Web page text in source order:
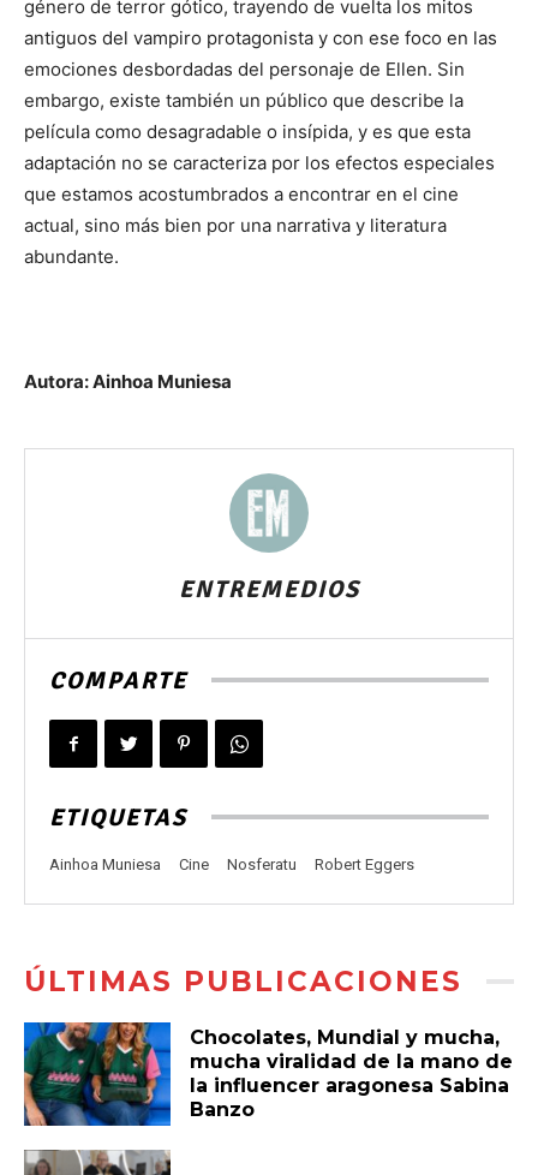
género de terror gótico, trayendo de vuelta los mitos
antiguos del vampiro protagonista y con ese foco en las
emociones desbordadas del personaje de Ellen. Sin
embargo, existe también un público que describe la
película como desagradable o insípida, y es que esta
adaptación no se caracteriza por los efectos especiales
que estamos acostumbrados a encontrar en el cine
actual, sino más bien por una narrativa y literatura
abundante.
Autora: Ainhoa Muniesa
ENTREMEDIOS
COMPARTE
ETIQUETAS
Ainhoa Muniesa Cine Nosferatu Robert Eggers
ÚLTIMAS PUBLICACIONES
Chocolates, Mundial y mucha,
mucha viralidad de la mano de
la influencer aragonesa Sabina
Banzo